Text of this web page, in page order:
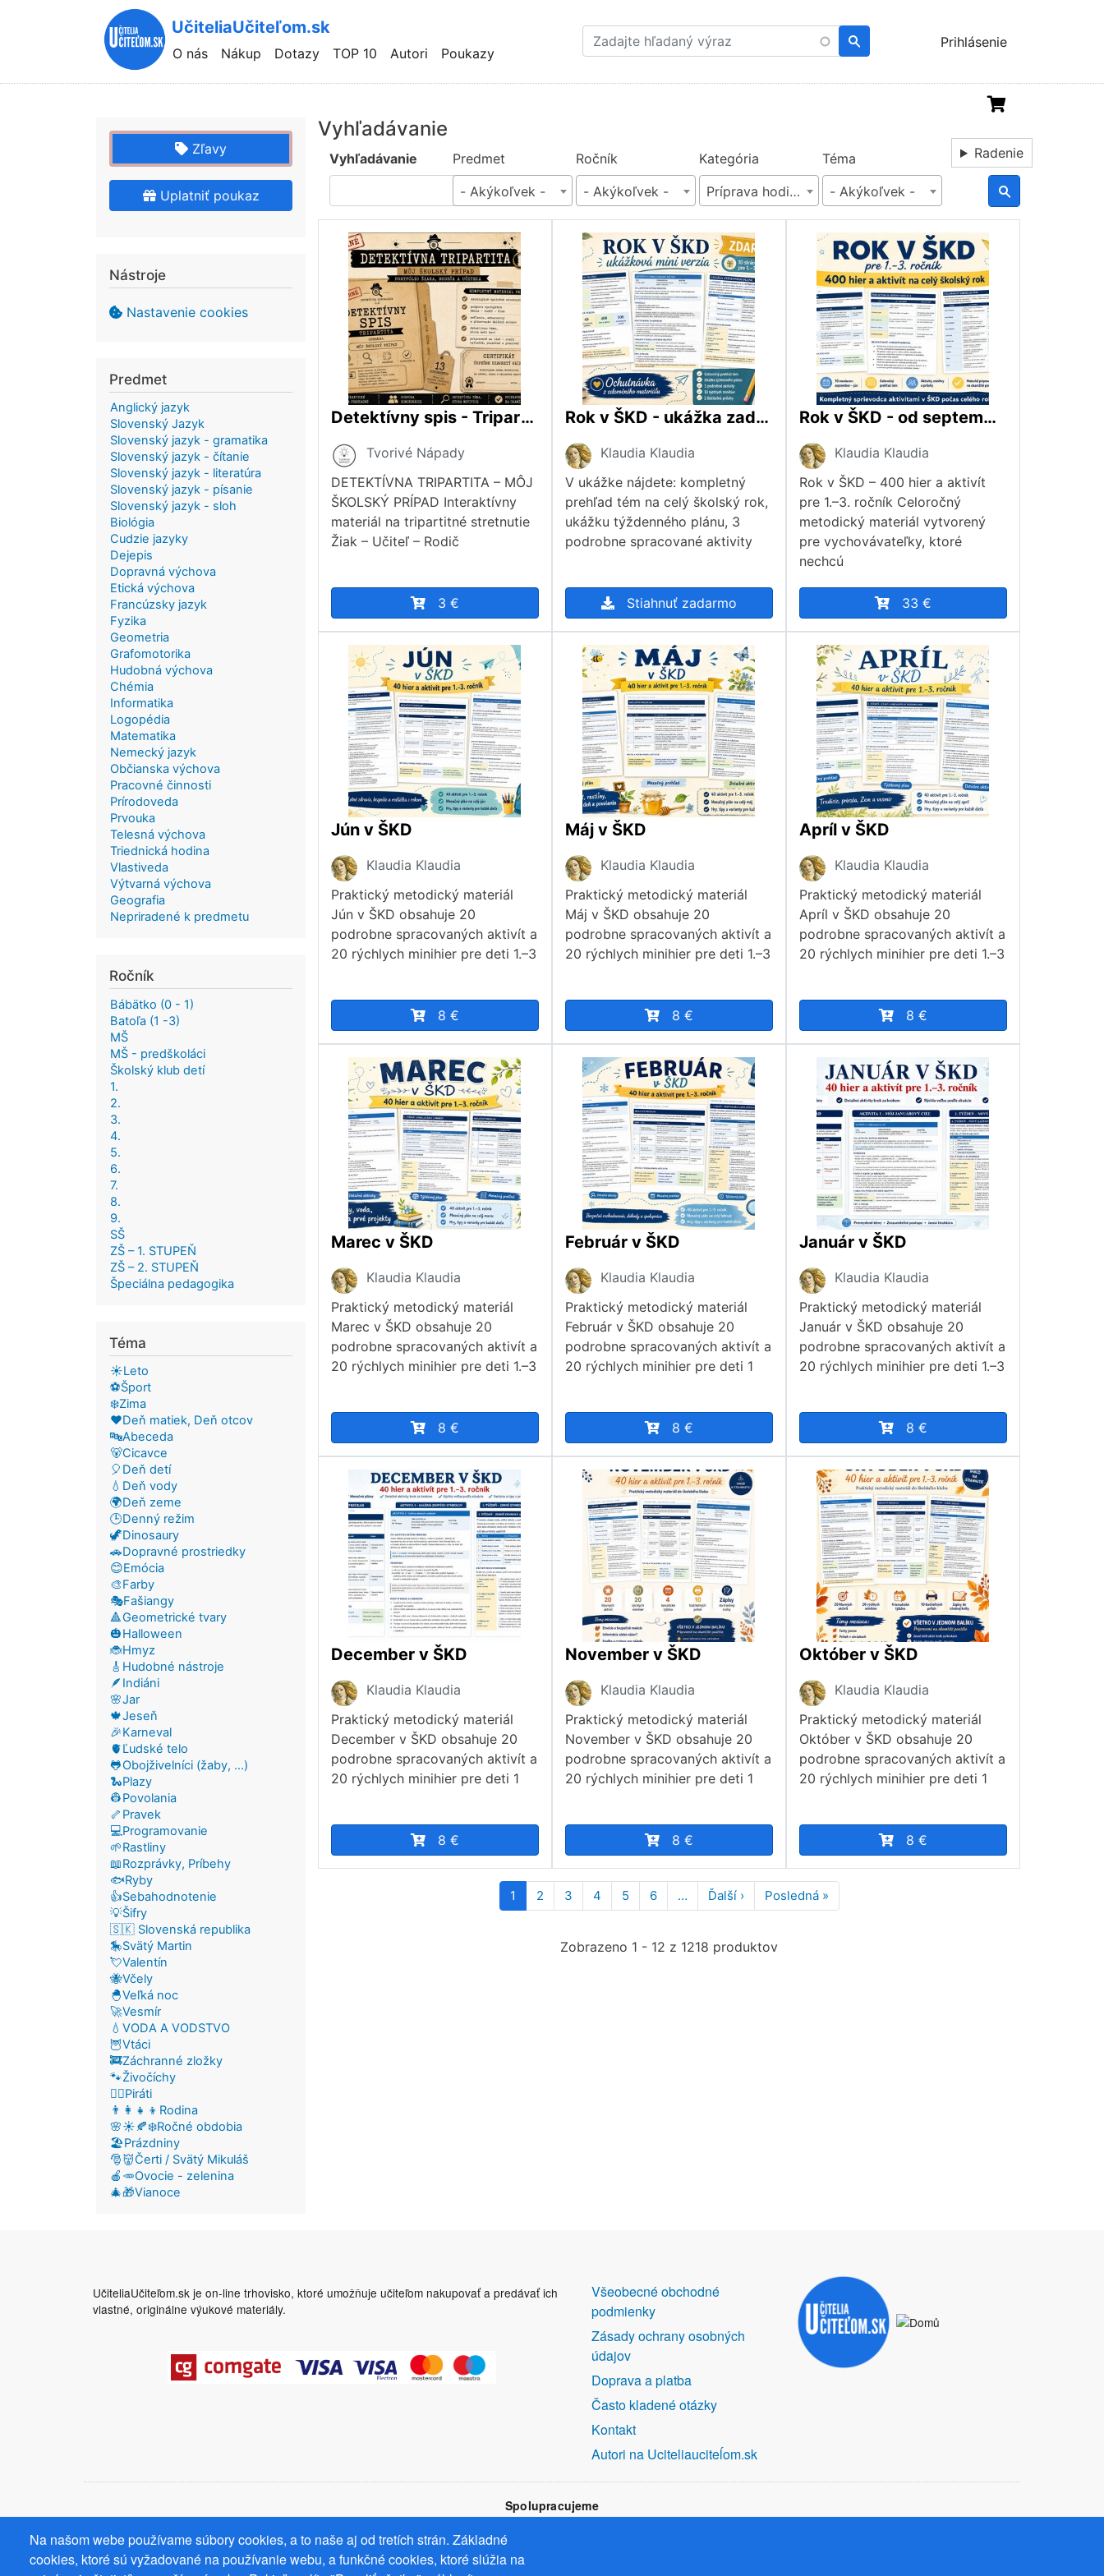
hlavný
UčiteliaUčiteľom.sk
Menu
Prihlásenie
Hlavní
navigace
O nás Nákup Dotazy TOP 10 Autori Poukazy
Vyhľadávanie
Vyhľadávanie
Predmet
- Akýkoľvek -
Ročník
- Akýkoľvek -
Kategória
Príprava hodiny/lekcie
Téma
- Akýkoľvek -
Radenie
Detektívny spis - Tripartita
Tvorivé Nápady
DETEKTÍVNA TRIPARTITA – MÔJ
ŠKOLSKÝ PRÍPAD Interaktívny
materiál na tripartitné stretnutie
Žiak – Učiteľ – Rodič
3 €
Rok v ŠKD - ukážka zadarmo
Klaudia Klaudia
V ukážke nájdete: kompletný
prehľad tém na celý školský rok,
ukážku týždenného plánu, 3
podrobne spracované aktivity
Stiahnuť zadarmo
Rok v ŠKD - od septembra po jún
Klaudia Klaudia
Rok v ŠKD – 400 hier a aktivít
pre 1.–3. ročník Celoročný
metodický materiál vytvorený
pre vychovávateľky, ktoré
nechcú
33 €
Jún v ŠKD
Klaudia Klaudia
Praktický metodický materiál
Jún v ŠKD obsahuje 20
podrobne spracovaných aktivít a
20 rýchlych minihier pre deti 1.–3
8 €
Máj v ŠKD
Klaudia Klaudia
Praktický metodický materiál
Máj v ŠKD obsahuje 20
podrobne spracovaných aktivít a
20 rýchlych minihier pre deti 1.–3
8 €
Apríl v ŠKD
Klaudia Klaudia
Praktický metodický materiál
Apríl v ŠKD obsahuje 20
podrobne spracovaných aktivít a
20 rýchlych minihier pre deti 1.–3
8 €
Marec v ŠKD
Klaudia Klaudia
Praktický metodický materiál
Marec v ŠKD obsahuje 20
podrobne spracovaných aktivít a
20 rýchlych minihier pre deti 1.–3
8 €
Február v ŠKD
Klaudia Klaudia
Praktický metodický materiál
Február v ŠKD obsahuje 20
podrobne spracovaných aktivít a
20 rýchlych minihier pre deti 1
8 €
Január v ŠKD
Klaudia Klaudia
Praktický metodický materiál
Január v ŠKD obsahuje 20
podrobne spracovaných aktivít a
20 rýchlych minihier pre deti 1.–3
8 €
December v ŠKD
Klaudia Klaudia
Praktický metodický materiál
December v ŠKD obsahuje 20
podrobne spracovaných aktivít a
20 rýchlych minihier pre deti 1
8 €
November v ŠKD
Klaudia Klaudia
Praktický metodický materiál
November v ŠKD obsahuje 20
podrobne spracovaných aktivít a
20 rýchlych minihier pre deti 1
8 €
Október v ŠKD
Klaudia Klaudia
Praktický metodický materiál
Október v ŠKD obsahuje 20
podrobne spracovaných aktivít a
20 rýchlych minihier pre deti 1
8 €
1 2 3 4 5 6 … Ďalší ›Ďalšia
strana
Posledná »
strana
Zobrazeno 1 - 12 z 1218 produktov
Zľavy
Uplatniť poukaz
Nástroje
Nastavenie cookies
Predmet
Anglický jazyk
Slovenský Jazyk
Slovenský jazyk - gramatika
Slovenský jazyk - čítanie
Slovenský jazyk - literatúra
Slovenský jazyk - písanie
Slovenský jazyk - sloh
Biológia
Cudzie jazyky
Dejepis
Dopravná výchova
Etická výchova
Francúzsky jazyk
Fyzika
Geometria
Grafomotorika
Hudobná výchova
Chémia
Informatika
Logopédia
Matematika
Nemecký jazyk
Občianska výchova
Pracovné činnosti
Prírodoveda
Prvouka
Telesná výchova
Triednická hodina
Vlastiveda
Výtvarná výchova
Geografia
Nepriradené k predmetu
Ročník
Bábätko (0 - 1)
Batoľa (1 -3)
MŠ
MŠ - predškoláci
Školský klub detí
1.
2.
3.
4.
5.
6.
7.
8.
9.
SŠ
ZŠ – 1. STUPEŇ
ZŠ – 2. STUPEŇ
Špeciálna pedagogika
Téma
☀️Leto
⚽Šport
❄️Zima
❤️Deň matiek, Deň otcov
🔤Abeceda
🐻Cicavce
🎈Deň detí
💧Deň vody
🌍Deň zeme
🕒Denný režim
🦖Dinosaury
🚗Dopravné prostriedky
😊Emócia
🎨Farby
🎭Fašiangy
🔺Geometrické tvary
🎃Halloween
🐞Hmyz
🎸Hudobné nástroje
🪶Indiáni
🌸Jar
🍁Jeseň
🎉Karneval
🫀Ľudské telo
🐸Obojživelníci (žaby, ...)
🐍Plazy
👷Povolania
🦴Pravek
💻Programovanie
🌱Rastliny
📖Rozprávky, Príbehy
🐟Ryby
👍Sebahodnotenie
💡Šifry
🇸🇰 Slovenská republika
🎠Svätý Martin
💘Valentín
🐝Včely
🐣Veľká noc
🚀Vesmír
💧VODA A VODSTVO
🦉Vtáci
🚒Záchranné zložky
🐾Živočíchy
🏴‍☠️Piráti
👨‍👩‍👧‍👦Rodina
🌸☀️🍂❄️Ročné obdobia
🏖️Prázdniny
🎅👹Čerti / Svätý Mikuláš
🍎🥕Ovocie - zelenina
🎄🎁Vianoce
UčiteliaUčiteľom.sk je on-line trhovisko, ktoré umožňuje učiteľom nakupovať a predávať ich
vlastné, originálne výukové materiály.
Na našom webe používame súbory cookies, a to naše aj od tretích strán. Základné
cookies, ktoré sú vyžadované na používanie webu, a funkčné cookies, ktoré slúžia na
DALŠÍ
ODKAZY
Všeobecné obchodné
podmienky
Zásady ochrany osobných
údajov
Doprava a platba
Často kladené otázky
Kontakt
Autori na Uciteliauciteĺom.sk
Spolupracujeme